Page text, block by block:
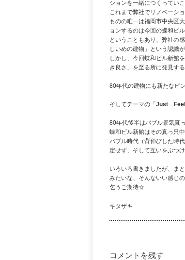
ションを一緒につくってい
これまで弊社でリノベーシ
ものの唯一は福岡市中央区
ョンするのは今回の蝶和ビ
ということもあり、弊社の
しいめの建物」という認識
しかし、今回蝶和ビル新館
き良さ」を至る所に発見す
80年代の建物にも新たなビ
そしてテーマの「 Just
80年代後半はバブル景気真
蝶和ビル新館はその真っ只
バブル時代（背伸びした時
定せず、そして互いをぶつ
いろいろ書きましたが、ま
みたいな、そんないい感じ
乞うご期待☆
キタザキ
コメントを残す